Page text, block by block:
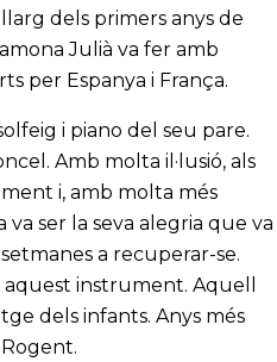
dels primers anys de
Julià va fer amb
per Espanya i França.
i piano del seu pare.
Amb molta il·lusió, als
i, amb molta més
va ser la seva alegria que va
a recuperar-se.
aquest instrument. Aquell
dels infants. Anys més